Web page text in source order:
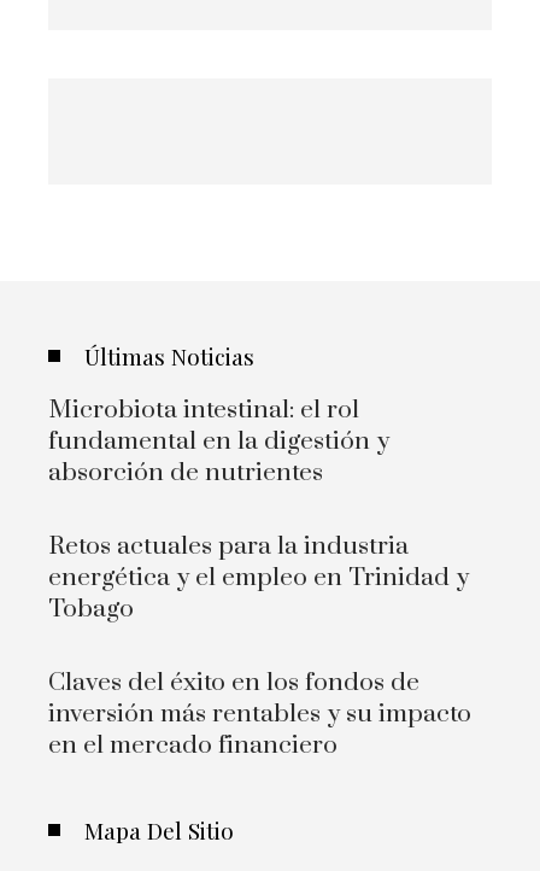
Últimas Noticias
Microbiota intestinal: el rol
fundamental en la digestión y
absorción de nutrientes
Retos actuales para la industria
energética y el empleo en Trinidad y
Tobago
Claves del éxito en los fondos de
inversión más rentables y su impacto
en el mercado financiero
Mapa Del Sitio